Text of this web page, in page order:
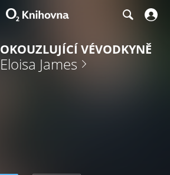
OKOUZLUJÍCÍ VÉVODKYNĚ
Eloisa James